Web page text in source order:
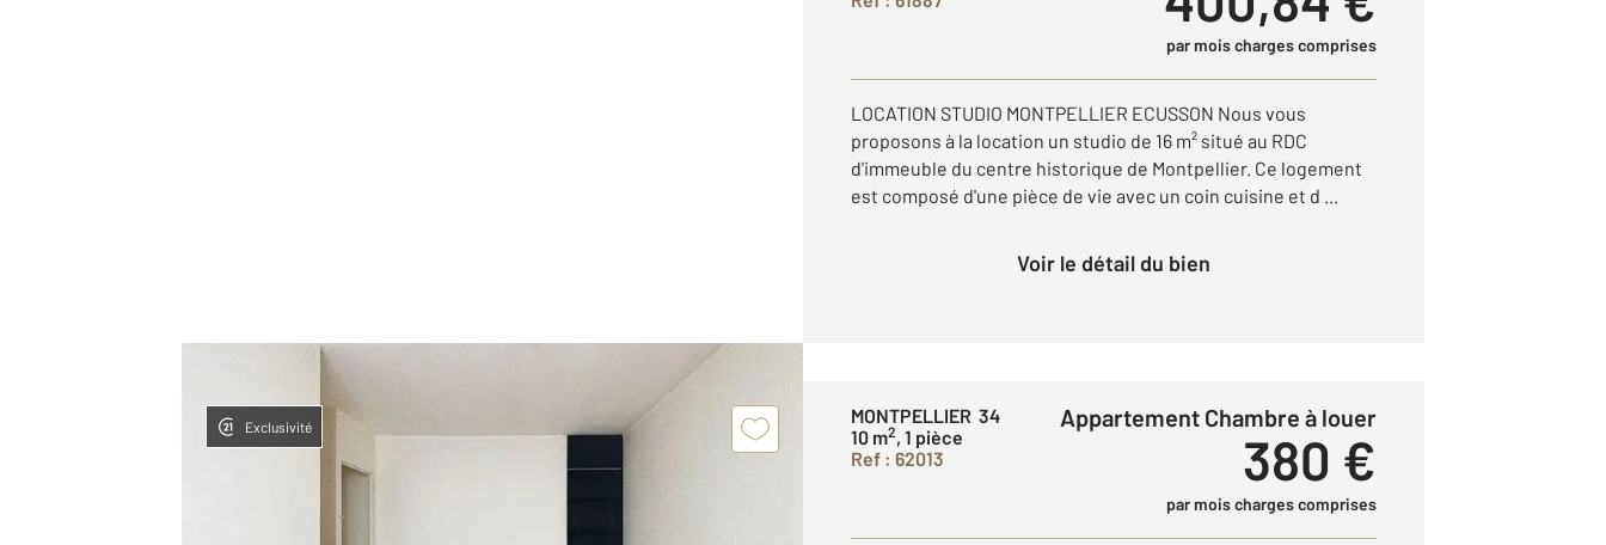
par mois charges comprises
LOCATION STUDIO MONTPELLIER ECUSSON Nous vous
proposons à la location un studio de 16 m² situé au RDC
d'immeuble du centre historique de Montpellier. Ce logement
est composé d'une pièce de vie avec un coin cuisine et d ...
Voir le détail du bien
Exclusivité
MONTPELLIER 34
10 m2, 1 pièce
Ref : 62013
Appartement Chambre à louer
380 €
par mois charges comprises